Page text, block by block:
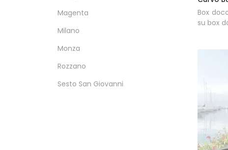
Box
su box
Magenta
Milano
Monza
Rozzano
Sesto San Giovanni